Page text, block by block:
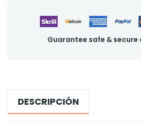
Guarantee safe & secure
DESCRIPCIÓN